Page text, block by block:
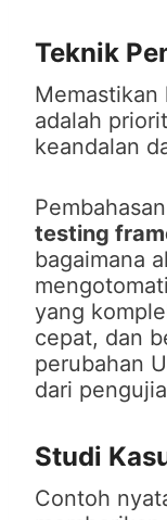
Teknik
adalah
keandalan
testing
bagaimana
yang
cepat, dan
perubahan
dari
Studi
Contoh